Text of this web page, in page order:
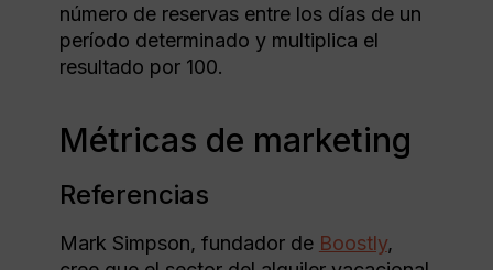
número de reservas entre los días de un
período determinado y multiplica el
resultado por 100.
Métricas de marketing
Referencias
Mark Simpson, fundador de Boostly,